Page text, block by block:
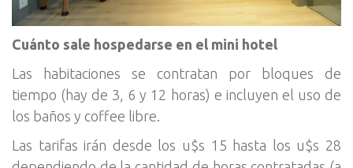
Cuánto sale hospedarse en el mini hotel
Las habitaciones se contratan por bloques de
tiempo (hay de 3, 6 y 12 horas) e incluyen el uso de
los baños y coffee libre.
Las tarifas irán desde los u$s 15 hasta los u$s 28